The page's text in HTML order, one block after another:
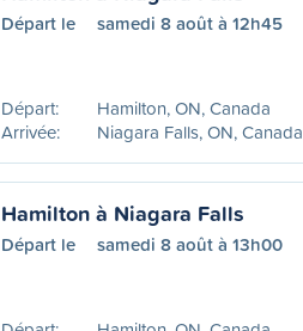
Départ le samedi 8 août à 12h45
Départ:
Hamilton, ON, Canada
Arrivée:
Niagara Falls, ON, Canada
Hamilton à Niagara Falls
Départ le samedi 8 août à 13h00